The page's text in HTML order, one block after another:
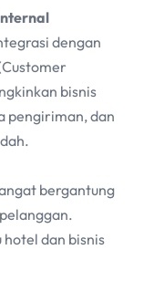
dengan
bisnis
pengiriman, dan
bergantung
hotel dan bisnis